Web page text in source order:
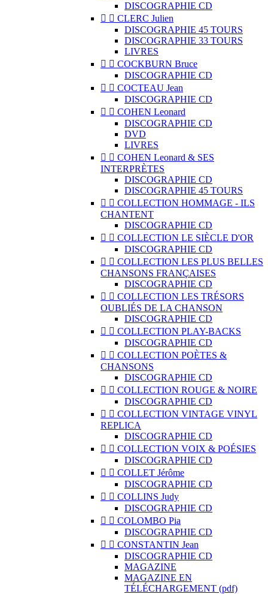
DISCOGRAPHIE CD
  CLERC Julien
DISCOGRAPHIE 45 TOURS
DISCOGRAPHIE 33 TOURS
LIVRES
  COCKBURN Bruce
DISCOGRAPHIE CD
  COCTEAU Jean
DISCOGRAPHIE CD
  COHEN Leonard
DISCOGRAPHIE CD
DVD
LIVRES
  COHEN Leonard & SES
INTERPRÈTES
DISCOGRAPHIE CD
DISCOGRAPHIE 45 TOURS
  COLLECTION HOMMAGE - ILS
CHANTENT
DISCOGRAPHIE CD
  COLLECTION LE SIÈCLE D'OR
DISCOGRAPHIE CD
  COLLECTION LES PLUS BELLES
CHANSONS FRANÇAISES
DISCOGRAPHIE CD
  COLLECTION LES TRÉSORS
OUBLIÉS DE LA CHANSON
DISCOGRAPHIE CD
  COLLECTION PLAY-BACKS
DISCOGRAPHIE CD
  COLLECTION POÈTES &
CHANSONS
DISCOGRAPHIE CD
  COLLECTION ROUGE & NOIRE
DISCOGRAPHIE CD
  COLLECTION VINTAGE VINYL
REPLICA
DISCOGRAPHIE CD
  COLLECTION VOIX & POÉSIES
DISCOGRAPHIE CD
  COLLET Jérôme
DISCOGRAPHIE CD
  COLLINS Judy
DISCOGRAPHIE CD
  COLOMBO Pia
DISCOGRAPHIE CD
  CONSTANTIN Jean
DISCOGRAPHIE CD
MAGAZINE
MAGAZINE EN
TÉLÉCHARGEMENT (pdf)